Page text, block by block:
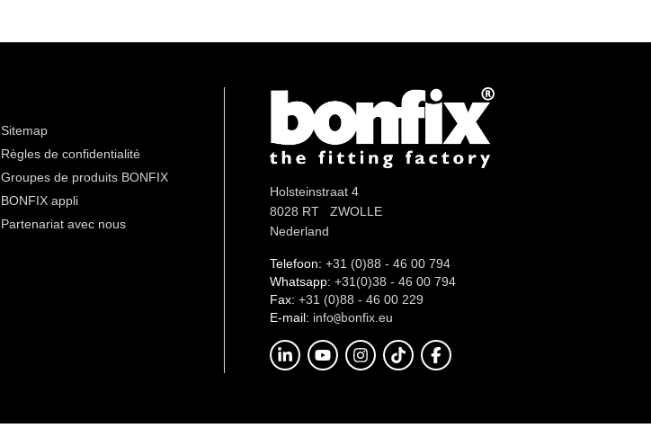
Sitemap
Règles de confidentialité
Groupes de produits BONFIX
BONFIX appli
Partenariat avec nous
Holsteinstraat 4
8028 RT ZWOLLE
Nederland
Telefoon: +31 (0)88 - 46 00 794
Whatsapp: +31(0)38 - 46 00 794
Fax: +31 (0)88 - 46 00 229
E-mail: info@bonfix.eu